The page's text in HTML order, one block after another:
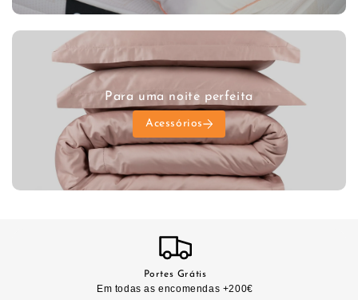
Para uma noite perfeita
Acessórios
Portes Grátis
Em todas as encomendas +200€